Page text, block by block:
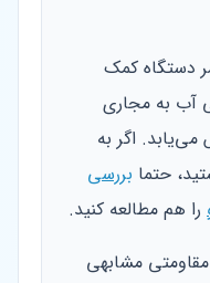
دستگاه کمک
آب به مجاری
اگر به
حتما بررسی
را هم مطالعه کنید.
مشابهی